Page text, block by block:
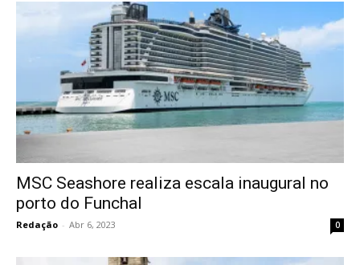
MSC Seashore realiza escala inaugural no
porto do Funchal
Redação - Abr 6, 2023 0